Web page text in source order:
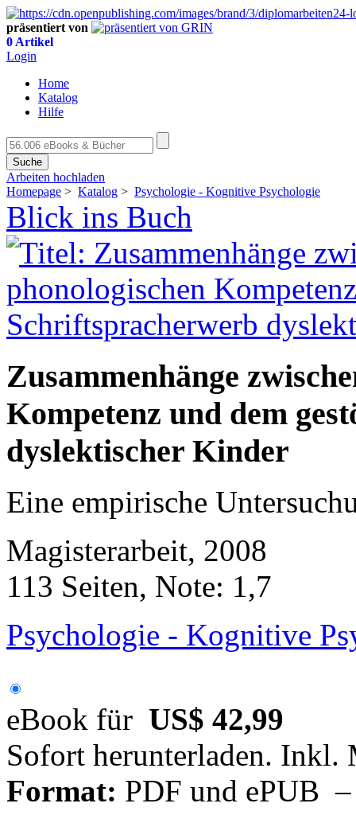
präsentiert von
0 Artikel
Login
Home
Katalog
Hilfe
Suche
Arbeiten hochladen
Homepage > Katalog > Psychologie - Kognitive Psychologie
Blick ins Buch
Zusammenhänge
Kompetenz und dem
dyslektischer Kinder
Eine empirische
Magisterarbeit, 2008
113 Seiten, Note: 1,7
Psychologie - Kognitive
eBook für US$ 42,99
Sofort herunterladen. Inkl.
Format: PDF und ePUB